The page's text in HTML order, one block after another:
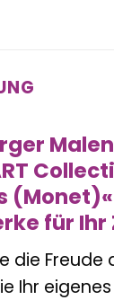
für Ihr
die Freude
Ihr